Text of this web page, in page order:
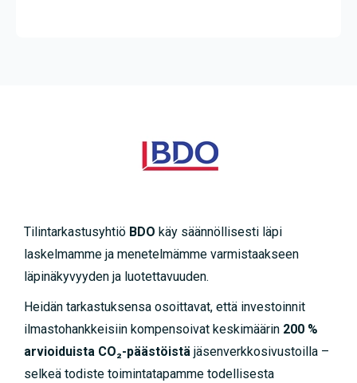
Tilintarkastusyhtiö BDO käy säännöllisesti läpi
laskelmamme ja menetelmämme varmistaakseen
läpinäkyvyyden ja luotettavuuden.
Heidän tarkastuksensa osoittavat, että investoinnit
ilmastohankkeisiin kompensoivat keskimäärin 200 %
arvioiduista CO₂-päästöistä jäsenverkkosivustoilla –
selkeä todiste toimintatapamme todellisesta